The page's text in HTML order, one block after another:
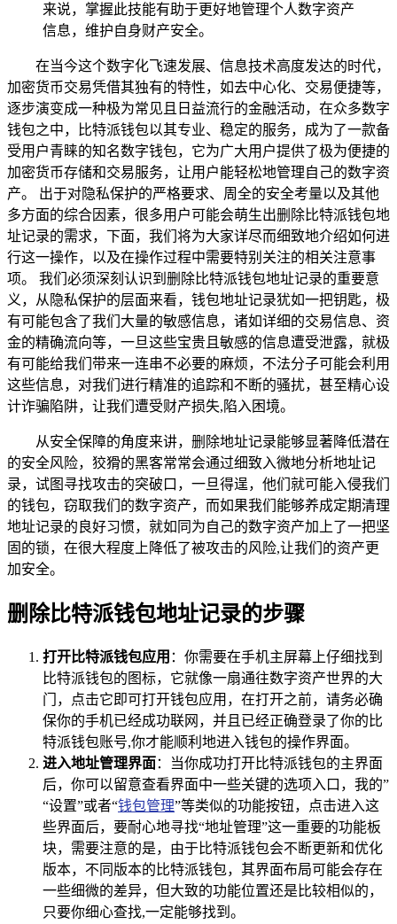
来说，掌握此技能有助于更好地管理个人数字资产
信息，维护自身财产安全。
在当今这个数字化飞速发展、信息技术高度发达的时代，
加密货币交易凭借其独有的特性，如去中心化、交易便捷等，
逐步演变成一种极为常见且日益流行的金融活动，在众多数字
钱包之中，比特派钱包以其专业、稳定的服务，成为了一款备
受用户青睐的知名数字钱包，它为广大用户提供了极为便捷的
加密货币存储和交易服务，让用户能轻松地管理自己的数字资
产。 出于对隐私保护的严格要求、周全的安全考量以及其他
多方面的综合因素，很多用户可能会萌生出删除比特派钱包地
址记录的需求，下面，我们将为大家详尽而细致地介绍如何进
行这一操作，以及在操作过程中需要特别关注的相关注意事
项。 我们必须深刻认识到删除比特派钱包地址记录的重要意
义，从隐私保护的层面来看，钱包地址记录犹如一把钥匙，极
有可能包含了我们大量的敏感信息，诸如详细的交易信息、资
金的精确流向等，一旦这些宝贵且敏感的信息遭受泄露，就极
有可能给我们带来一连串不必要的麻烦，不法分子可能会利用
这些信息，对我们进行精准的追踪和不断的骚扰，甚至精心设
计诈骗陷阱，让我们遭受财产损失,陷入困境。
从安全保障的角度来讲，删除地址记录能够显著降低潜在
的安全风险，狡猾的黑客常常会通过细致入微地分析地址记
录，试图寻找攻击的突破口，一旦得逞，他们就可能入侵我们
的钱包，窃取我们的数字资产，而如果我们能够养成定期清理
地址记录的良好习惯，就如同为自己的数字资产加上了一把坚
固的锁，在很大程度上降低了被攻击的风险,让我们的资产更
加安全。
删除比特派钱包地址记录的步骤
打开比特派钱包应用 ：你需要在手机主屏幕上仔细找到
比特派钱包的图标，它就像一扇通往数字资产世界的大
门，点击它即可打开钱包应用，在打开之前，请务必确
保你的手机已经成功联网，并且已经正确登录了你的比
特派钱包账号,你才能顺利地进入钱包的操作界面。
进入地址管理界面：当你成功打开比特派钱包的主界面
后，你可以留意查看界面中一些关键的选项入口，我的”
“设置”或者“钱包管理”等类似的功能按钮，点击进入这
些界面后，要耐心地寻找“地址管理”这一重要的功能板
块，需要注意的是，由于比特派钱包会不断更新和优化
版本，不同版本的比特派钱包，其界面布局可能会存在
一些细微的差异，但大致的功能位置还是比较相似的，
只要你细心查找,一定能够找到。